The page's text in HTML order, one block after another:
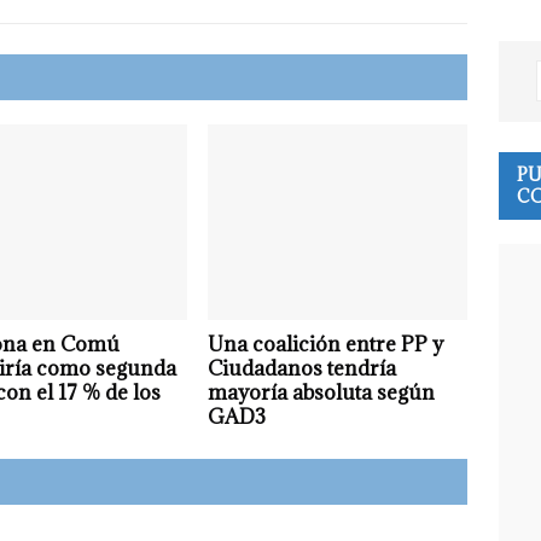
en Comú
como segunda
el 17 % de los
Una coalición entre PP y
Ciudadanos tendría
mayoría absoluta según
GAD3